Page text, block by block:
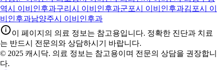
역시 이비인후과구리시 이비인후과군포시 이비인후과김포시 이
비인후과남양주시 이비인후과
이 페이지의 의료 정보는 참고용입니다. 정확한 진단과 치료
는 반드시 전문의와 상담하시기 바랍니다.
© 2025 캐시닥. 의료 정보는 참고용이며 전문의 상담을 권장합니
다.